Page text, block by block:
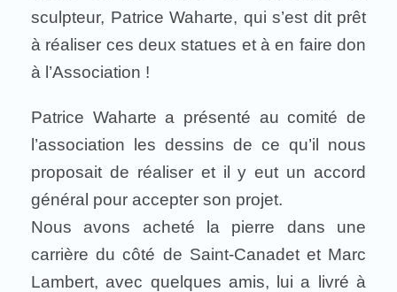
sculpteur, Patrice Waharte, qui s’est dit prêt
à réaliser ces deux statues et à en faire don
à l’Association !
Patrice Waharte a présenté au comité de
l’association les dessins de ce qu’il nous
proposait de réaliser et il y eut un accord
général pour accepter son projet.
Nous avons acheté la pierre dans une
carrière du côté de Saint-Canadet et Marc
Lambert, avec quelques amis, lui a livré à